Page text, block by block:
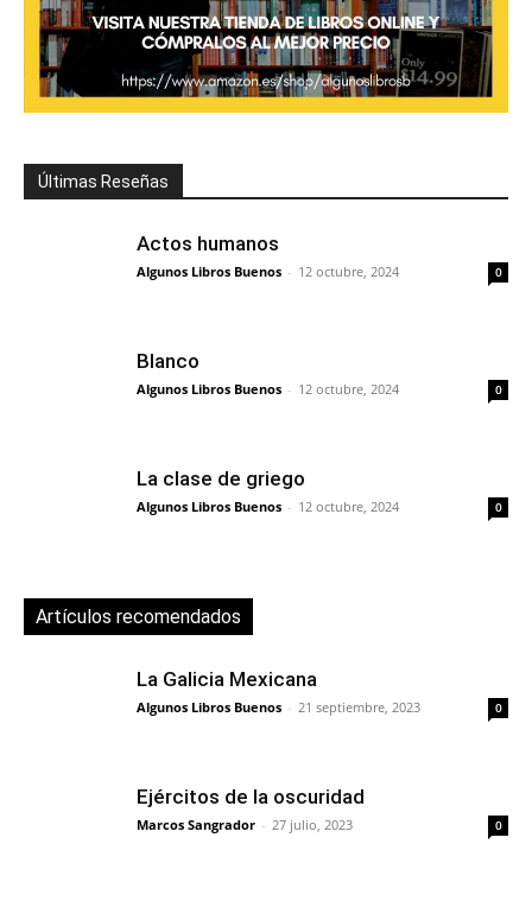
Últimas Reseñas
Actos humanos
Algunos Libros Buenos - 12 octubre, 2024 0
Blanco
Algunos Libros Buenos - 12 octubre, 2024 0
La clase de griego
Algunos Libros Buenos - 12 octubre, 2024 0
Artículos recomendados
La Galicia Mexicana
Algunos Libros Buenos - 21 septiembre, 2023 0
Ejércitos de la oscuridad
Marcos Sangrador - 27 julio, 2023 0